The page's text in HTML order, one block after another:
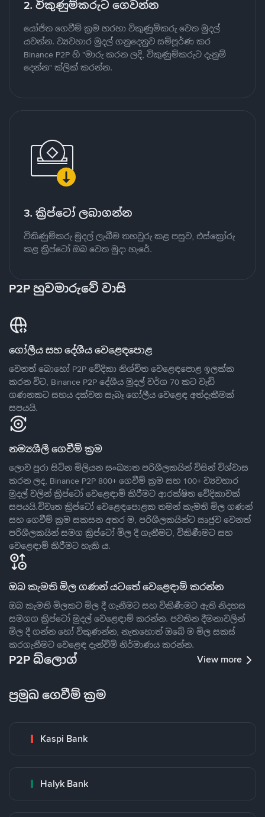
2. විකුණුම්කරුට ගෙවන්න
යෝජිත ගෙවීම් ක්‍රම හරහා විකුණුම්කරු වෙත මුදල්
යවන්න. ව්‍යවහාර මුදල් ගනුදෙනුව සම්පූර්ණ කර
Binance P2P හි "මාරු කරන ලදි, විකුණුම්කරුට දැනුම්
දෙන්න" ක්ලික් කරන්න.
3. ක්‍රිප්ටෝ ලබාගන්න
විකිණුම්කරු මුදල් ලැබීම තහවුරු කළ පසුව, එස්ක්‍රෝරු
කළ ක්‍රිප්ටෝ ඔබ වෙත මුදා හැරේ.
P2P හුවමාරුවේ වාසි
ගෝලීය සහ දේශීය වෙළෙඳපොළ
වෙනත් බොහෝ P2P වේදිකා නිශ්චිත වෙළෙඳපොළ ඉලක්ක
කරන විට, Binance P2P දේශීය මුදල් වර්ග 70 කට වැඩි
ගණනකට සහය දක්වන සැබෑ ගෝලීය වෙළෙඳ අත්දැකීමක්
සපයයි.
නම්‍යශීලී ගෙවීම් ක්‍රම
ලොව පුරා සිටින මිලියන සංඛ්‍යාත පරිශීලකයින් විසින් විශ්වාස
කරන ලද, Binance P2P 800+ ගෙවීම් ක්‍රම සහ 100+ ව්‍යවහාර
මුදල් වලින් ක්‍රිප්ටෝ වෙළෙඳාම් කිරීමට ආරක්ෂිත වේදිකාවක්
සපයයි.විවෘත ක්‍රිප්ටෝ වෙළෙඳපොළක තමන් කැමති මිල ගණන්
සහ ගෙවීම් ක්‍රම සකසන අතර ම, පරිශීලකයින්ට ඍජුව වෙනත්
පරිශීලකයින් සමග ක්‍රිප්ටෝ මිල දී ගැනීමට, විකිණීමට සහ
වෙළෙඳාම් කිරීමට හැකි ය.
ඔබ කැමති මිල ගණන් යටතේ වෙළෙඳාම් කරන්න
ඔබ කැමති මිලකට මිල දී ගැනීමට සහ විකිණීමට ඇති නිදහස
සමගග ක්‍රිප්ටෝ මුදල් වෙළෙඳාම් කරන්න. පවතින දීමනාවලින්
මිල දී ගන්න හෝ විකුණන්න, නැතහොත් ඔබේ ම මිල සකස්
කරගැනීමට වෙළෙඳ දැන්වීම් නිර්මාණය කරන්න.
P2P බ්ලොග් View more
ප්‍රමුඛ ගෙවීම් ක්‍රම
Kaspi Bank
Halyk Bank